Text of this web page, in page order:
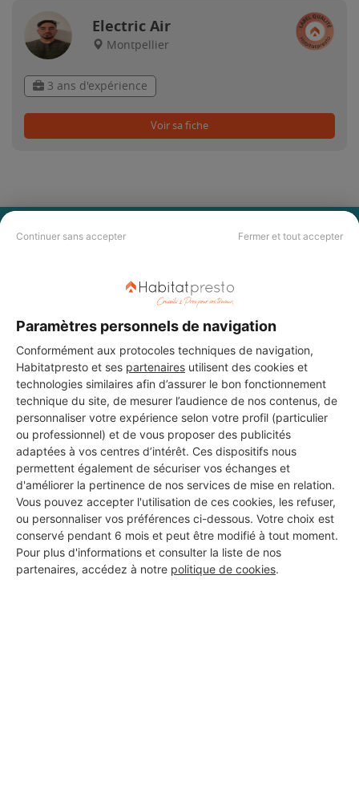
Continuer sans accepter Fermer et tout accepter
Paramètres personnels de navigation
Conformément aux protocoles techniques de navigation,
Habitatpresto et ses partenaires utilisent des cookies et
technologies similaires afin d’assurer le bon fonctionnement
technique du site, de mesurer l’audience de nos contenus, de
personnaliser votre expérience selon votre profil (particulier
ou professionnel) et de vous proposer des publicités
adaptées à vos centres d’intérêt. Ces dispositifs nous
permettent également de sécuriser vos échanges et
d'améliorer la pertinence de nos services de mise en relation.
Vous pouvez accepter l'utilisation de ces cookies, les refuser,
ou personnaliser vos préférences ci-dessous. Votre choix est
conservé pendant 6 mois et peut être modifié à tout moment.
Pour plus d'informations et consulter la liste de nos
partenaires, accédez à notre politique de cookies.
Electric Air
Montpellier
3 ans d'expérience
Voir sa fiche
PAS LE TEMPS DE
choisir ? Demandez des devis travauxauprès de notre réseau de 5 000
DEMANDER UN DEVIS